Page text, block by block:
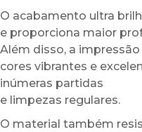
O acabamento ultra
e proporciona maior
Além disso, a
cores vibrantes e
inúmeras partidas
e limpezas regulares.
O material também